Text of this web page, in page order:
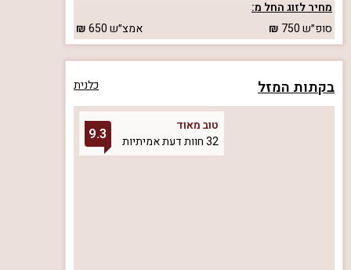
מחיר לזוג החל מ:
סופ״ש750 אמצ״ש650
בקתות המזל כלנית
טוב מאוד
32 חוות דעת אמיתיות
9.3